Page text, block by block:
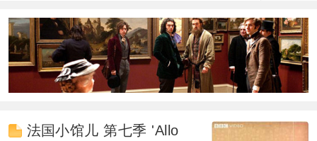
法国小馆儿 第七季 'Allo